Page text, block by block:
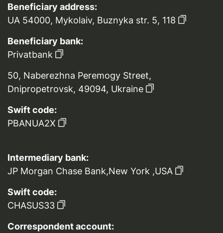
Beneficiary address:
UA 54000, Mykolaiv, Buznyka str. 5, 118
Beneficiary bank:
Privatbank
50, Naberezhna Peremogy Street,
Dnipropetrovsk, 49094, Ukraine
Swift code:
PBANUA2X
Intermediary bank:
JP Morgan Chase Bank,New York ,USA
Swift code:
CHASUS33
Correspondent account: